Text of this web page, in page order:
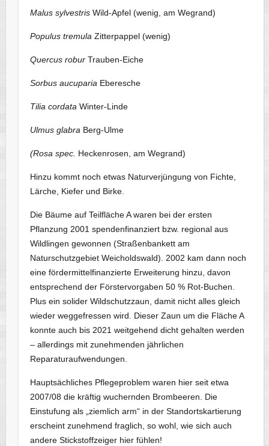
Malus sylvestris Wild-Apfel (wenig, am Wegrand)
Populus tremulaZitterpappel (wenig)
Quercus roburTrauben-Eiche
Sorbus aucuparia Eberesche
Tilia cordata Winter-Linde
Ulmus glabra Berg-Ulme
(Rosa spec. Heckenrosen, am Wegrand)
Hinzu kommt noch etwas Naturverjüngung von Fichte,
Lärche, Kiefer und Birke.
Die Bäume auf Teilfläche A waren bei der ersten
Pflanzung 2001 spendenfinanziert bzw. regional aus
Wildlingen gewonnen (Straßenbankett am
Naturschutzgebiet Weicholdswald). 2002 kam dann noch
eine fördermittelfinanzierte Erweiterung hinzu, davon
entsprechend der Förstervorgaben 50 % Rot-Buchen.
Plus ein solider Wildschutzzaun, damit nicht alles gleich
wieder weggefressen wird. Dieser Zaun um die Fläche A
konnte auch bis 2021 weitgehend dicht gehalten werden
– allerdings mit zunehmenden jährlichen
Reparaturaufwendungen.
Hauptsächliches Pflegeproblem waren hier seit etwa
2007/08 die kräftig wuchernden Brombeeren. Die
Einstufung als „ziemlich arm“ in der Standortskartierung
erscheint zunehmend fraglich, so wohl, wie sich auch
andere Stickstoffzeiger hier fühlen!